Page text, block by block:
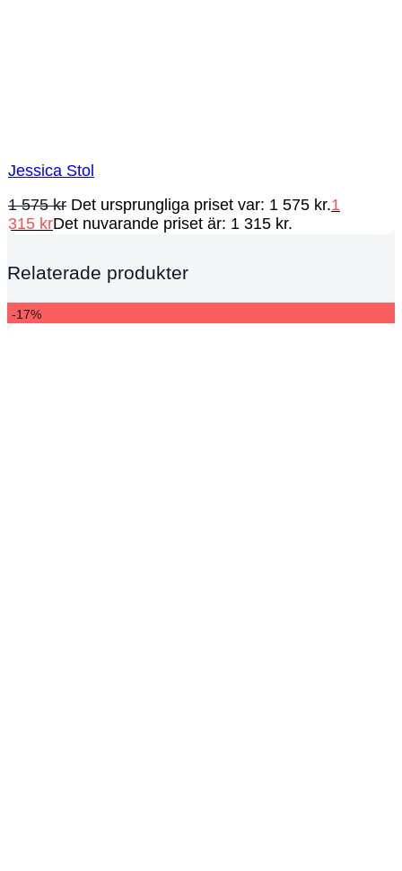
Jessica Stol
1 575kr Det ursprungliga priset var: 1 575 kr.1
315 krDet nuvarande priset är: 1 315 kr.
Relaterade produkter
-17%